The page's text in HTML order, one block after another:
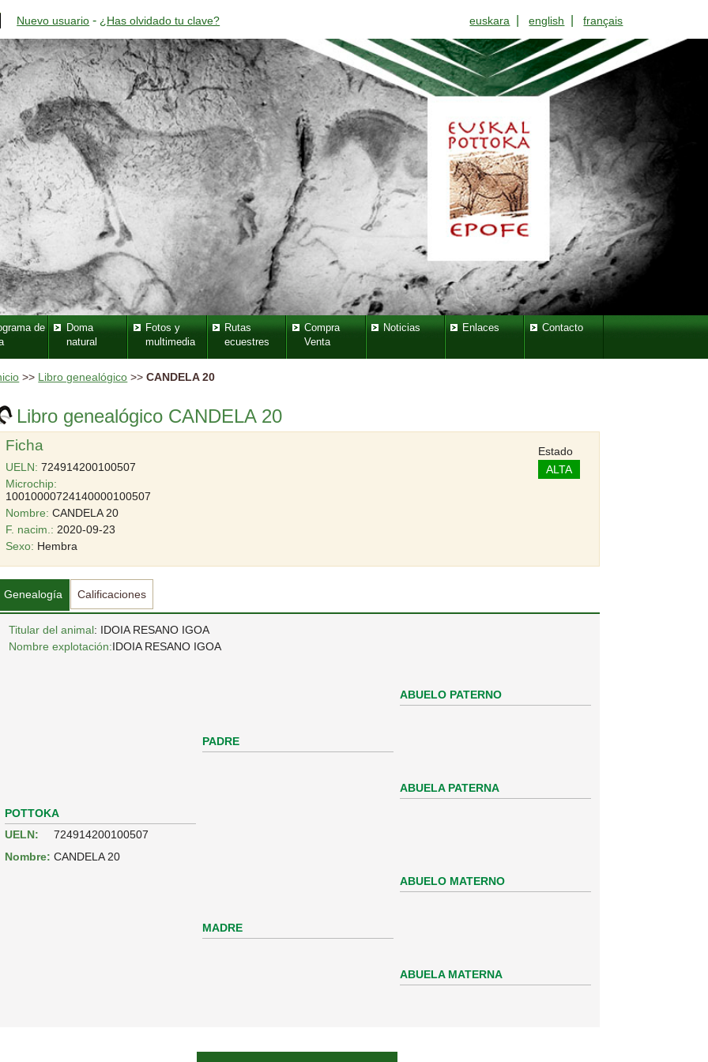
Nuevo usuario - ¿Has olvidado tu clave? euskara |english |français
de
Doma
natural
Fotos y
multimedia
Rutas
ecuestres
Compra
Venta
Noticias Enlaces Contacto
>> Libro genealógico >>CANDELA 20
Libro genealógico CANDELA 20
Ficha
UELN: 724914200100507
Microchip:
10010000724140000100507
Nombre: CANDELA 20
F. nacim.: 2020-09-23
Sexo: Hembra
Estado
ALTA
Genealogía Calificaciones
Titular del animal: IDOIA RESANO IGOA
Nombre explotación:IDOIA RESANO IGOA
POTTOKA
UELN:
724914200100507
Nombre: CANDELA 20
PADRE
ABUELO PATERNO
ABUELA PATERNA
MADRE
ABUELO MATERNO
ABUELA MATERNA